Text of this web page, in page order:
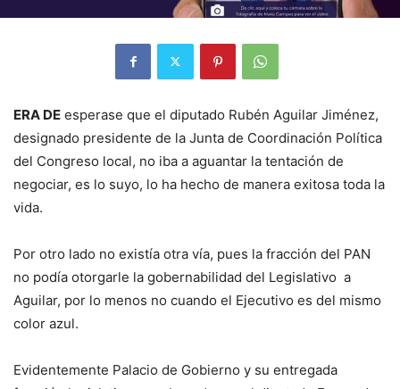
ERA DE esperase que el diputado Rubén Aguilar Jiménez,
designado presidente de la Junta de Coordinación Política
del Congreso local, no iba a aguantar la tentación de
negociar, es lo suyo, lo ha hecho de manera exitosa toda la
vida.
Por otro lado no existía otra vía, pues la fracción del PAN
no podía otorgarle la gobernabilidad del Legislativo a
Aguilar, por lo menos no cuando el Ejecutivo es del mismo
color azul.
Evidentemente Palacio de Gobierno y su entregada